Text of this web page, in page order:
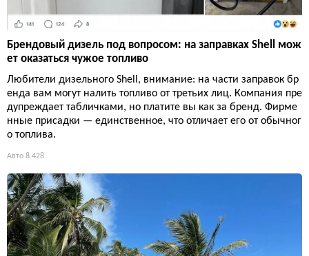
Брендовый дизель под вопросом: на заправках Shell мож
ет оказаться чужое топливо
Любители дизельного Shell, внимание: на части заправок бр
енда вам могут налить топливо от третьих лиц. Компания пре
дупреждает табличками, но платите вы как за бренд. Фирме
нные присадки — единственное, что отличает его от обычног
о топлива.
Авто 8 428